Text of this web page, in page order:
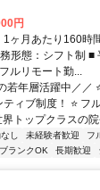
円
ヶ月あたり160時
形態：シフト制 ■
ルリモート勤...
若年層活躍中／／
ィブ制度！ ⭐ フ
トップクラスの
し 未経験者歓迎 フ
ブランクOK 長期歓迎